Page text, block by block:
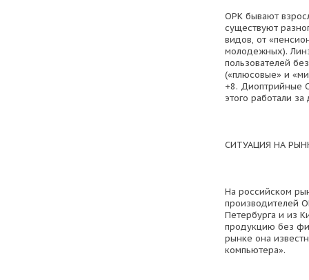
ОРК бывают
существуют
видов, от
молодежных).
пользователей
(«плюсовые» и
+8. Диоптрийные
этого работали
СИТУАЦИЯ НА
На российском
производителей
Петербурга и из
продукцию без
рынке она
компьютера».